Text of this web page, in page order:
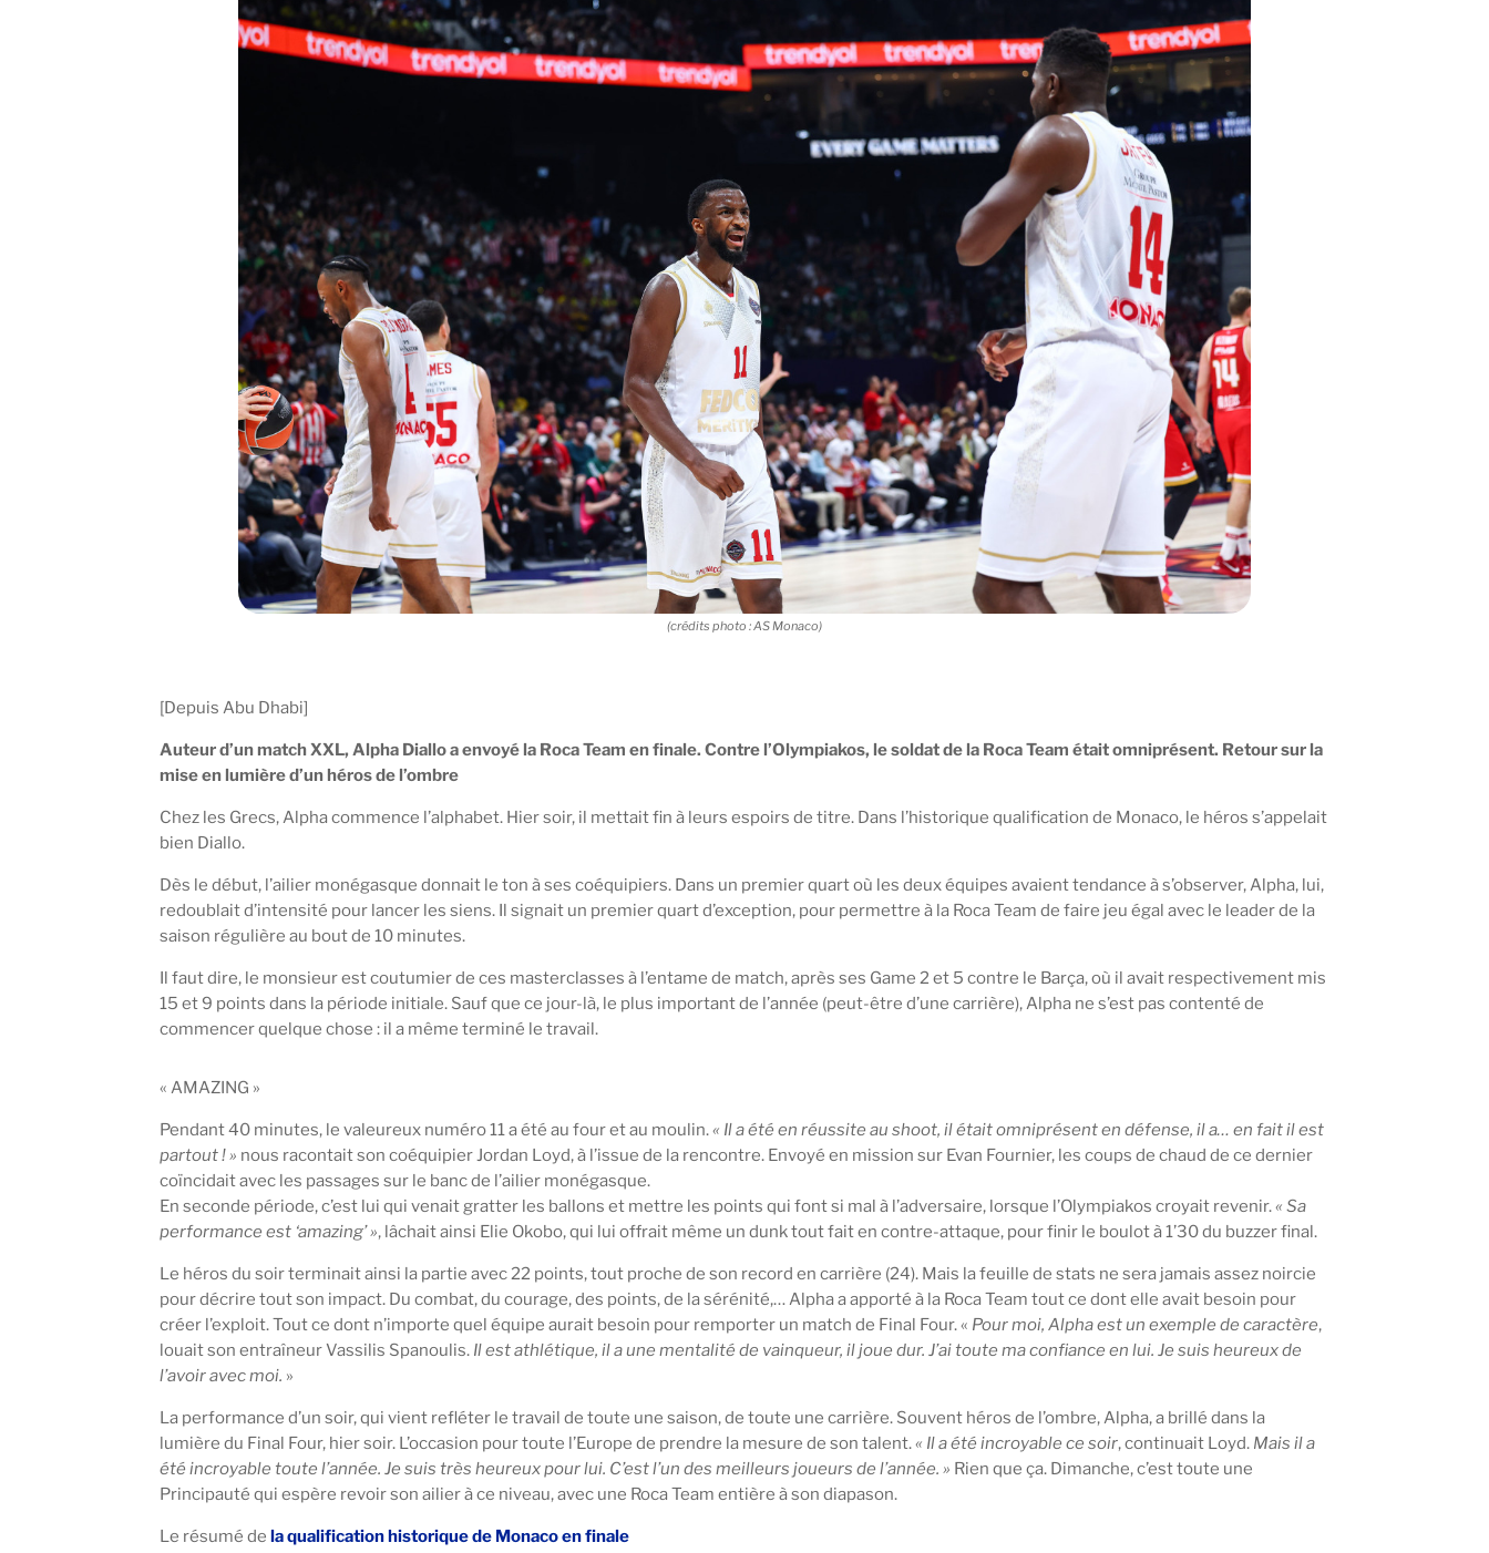
(crédits photo : AS Monaco)
[Depuis Abu Dhabi]
Auteur d’un match XXL, Alpha Diallo a envoyé la Roca Team en finale. Contre l’Olympiakos, le soldat de la Roca Team était omniprésent. Retour sur la
mise en lumière d’un héros de l’ombre
Chez les Grecs, Alpha commence l’alphabet. Hier soir, il mettait fin à leurs espoirs de titre. Dans l’historique qualification de Monaco, le héros s’appelait
bien Diallo.
Dès le début, l’ailier monégasque donnait le ton à ses coéquipiers. Dans un premier quart où les deux équipes avaient tendance à s’observer, Alpha, lui,
redoublait d’intensité pour lancer les siens. Il signait un premier quart d’exception, pour permettre à la Roca Team de faire jeu égal avec le leader de la
saison régulière au bout de 10 minutes.
Il faut dire, le monsieur est coutumier de ces masterclasses à l’entame de match, après ses Game 2 et 5 contre le Barça, où il avait respectivement mis
15 et 9 points dans la période initiale. Sauf que ce jour-là, le plus important de l’année (peut-être d’une carrière), Alpha ne s’est pas contenté de
commencer quelque chose : il a même terminé le travail.
« AMAZING »
Pendant 40 minutes, le valeureux numéro 11 a été au four et au moulin.« Il a été en réussite au shoot, il était omniprésent en défense, il a… en fait il est
partout ! » nous racontait son coéquipier Jordan Loyd, à l’issue de la rencontre. Envoyé en mission sur Evan Fournier, les coups de chaud de ce dernier
coïncidait avec les passages sur le banc de l’ailier monégasque.
En seconde période, c’est lui qui venait gratter les ballons et mettre les points qui font si mal à l’adversaire, lorsque l’Olympiakos croyait revenir.« Sa
performance est ‘amazing’ », lâchait ainsi Elie Okobo, qui lui offrait même un dunk tout fait en contre-attaque, pour finir le boulot à 1’30 du buzzer final.
Le héros du soir terminait ainsi la partie avec 22 points, tout proche de son record en carrière (24). Mais la feuille de stats ne sera jamais assez noircie
pour décrire tout son impact. Du combat, du courage, des points, de la sérénité,… Alpha a apporté à la Roca Team tout ce dont elle avait besoin pour
créer l’exploit. Tout ce dont n’importe quel équipe aurait besoin pour remporter un match de Final Four. « Pour moi, Alpha est un exemple de caractère,
louait son entraîneur Vassilis Spanoulis. Il est athlétique, il a une mentalité de vainqueur, il joue dur. J’ai toute ma confiance en lui. Je suis heureux de
l’avoir avec moi. »
La performance d’un soir, qui vient refléter le travail de toute une saison, de toute une carrière. Souvent héros de l’ombre, Alpha, a brillé dans la
lumière du Final Four, hier soir. L’occasion pour toute l’Europe de prendre la mesure de son talent.« Il a été incroyable ce soir, continuait Loyd. Mais il a
été incroyable toute l’année. Je suis très heureux pour lui. C’est l’un des meilleurs joueurs de l’année. » Rien que ça. Dimanche, c’est toute une
Principauté qui espère revoir son ailier à ce niveau, avec une Roca Team entière à son diapason.
Le résumé dela qualification historique de Monaco en finale